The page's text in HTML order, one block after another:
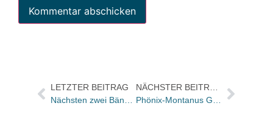
LETZTER BEITRAG